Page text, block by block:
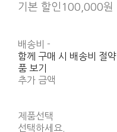
기본 할인 100,000원
배송비 -
함께 구매 시 배송비 절
품 보기
추가 금액
제품선택
선택하세요.